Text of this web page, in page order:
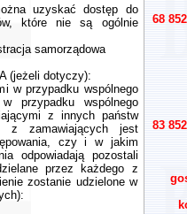
uzyskać dostęp do
które nie są ogólnie
samorządowa
(jeżeli dotyczy):
w przypadku wspólnego
przypadku wspólnego
z innych państw
z zamawiających jest
czy i w jakim
odpowiadają pozostali
przez każdego z
zostanie udzielone w
68
83